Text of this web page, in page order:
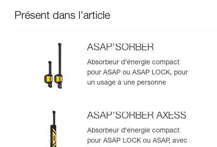
Présent dans l'article
ASAP'SORBER
Absorbeur d’énergie compact
pour ASAP ou ASAP LOCK, pour
un usage à une personne
ASAP'SORBER AXESS
Absorbeur d’énergie compact
pour ASAP LOCK ou ASAP, avec